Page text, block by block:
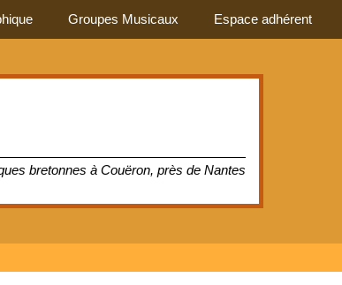
bretonnes à Couëron, près de Nantes
Groupes Musicaux Espace adhérent